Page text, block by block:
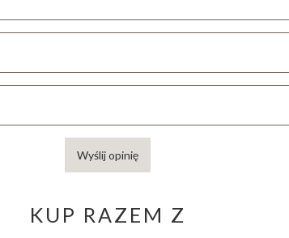
Wyślij opinię
KUP RAZEM Z